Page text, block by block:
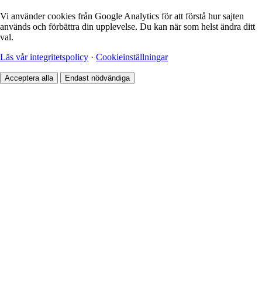
Vi använder cookies från Google Analytics för att förstå hur sajten
används och förbättra din upplevelse. Du kan när som helst ändra ditt
val.
Läs vår integritetspolicy · Cookieinställningar
Acceptera alla Endast nödvändiga